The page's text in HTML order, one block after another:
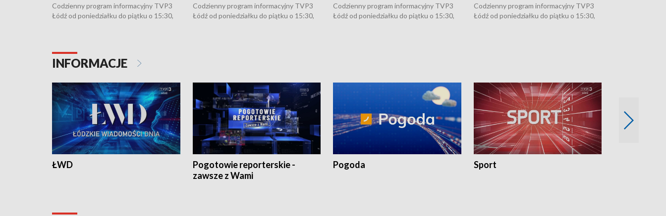
Codzienny program informacyjny TVP3
Łódź od poniedziałku do piątku o 15:30,
Codzienny program informacyjny TVP3
Łódź od poniedziałku do piątku o 15:30,
Codzienny program informacyjny TVP3
Łódź od poniedziałku do piątku o 15:30,
Codzienny program informacyjny TVP3
Łódź od poniedziałku do piątku o 15:30,
INFORMACJE
ŁWD
Pogotowie reporterskie -
zawsze z Wami
Pogoda Sport